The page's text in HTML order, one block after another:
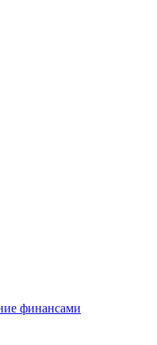
финансами